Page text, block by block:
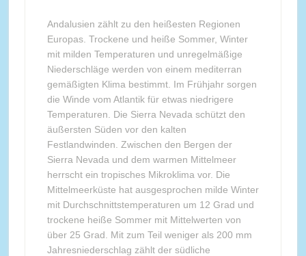
Andalusien zählt zu den heißesten Regionen
Europas. Trockene und heiße Sommer, Winter
mit milden Temperaturen und unregelmäßige
Niederschläge werden von einem mediterran
gemäßigten Klima bestimmt. Im Frühjahr sorgen
die Winde vom Atlantik für etwas niedrigere
Temperaturen. Die Sierra Nevada schützt den
äußersten Süden vor den kalten
Festlandwinden. Zwischen den Bergen der
Sierra Nevada und dem warmen Mittelmeer
herrscht ein tropisches Mikroklima vor. Die
Mittelmeerküste hat ausgesprochen milde Winter
mit Durchschnittstemperaturen um 12 Grad und
trockene heiße Sommer mit Mittelwerten von
über 25 Grad. Mit zum Teil weniger als 200 mm
Jahresniederschlag zählt der südliche